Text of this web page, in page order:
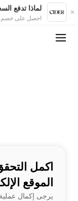
لماذا تدفع
احصل على خصم 15% في التطبيق
اكمل
الموقع
يرجى إكمال